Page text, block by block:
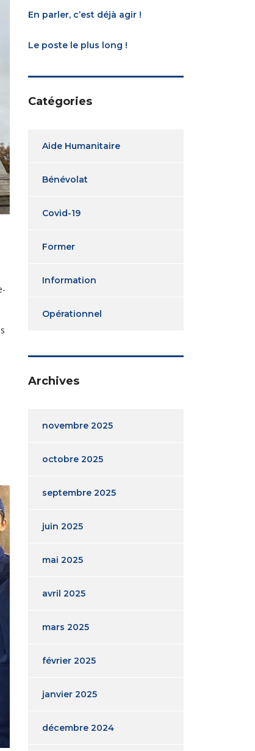
En parler, c’est déjà agir !
Le poste le plus long !
Catégories
Aide Humanitaire
Bénévolat
Covid-19
Former
Information
Opérationnel
Archives
novembre 2025
octobre 2025
septembre 2025
juin 2025
mai 2025
avril 2025
mars 2025
février 2025
janvier 2025
décembre 2024